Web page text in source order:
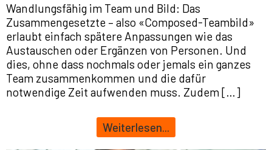
Wandlungsfähig im Team und Bild: Das
Zusammengesetzte – also «Composed-Teambild»
erlaubt einfach spätere Anpassungen wie das
Austauschen oder Ergänzen von Personen. Und
dies, ohne dass nochmals oder jemals ein ganzes
Team zusammenkommen und die dafür
notwendige Zeit aufwenden muss. Zudem […]
Weiterlesen...